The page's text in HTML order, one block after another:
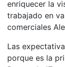
enriquecer la
trabajado en
comerciales
Las
porque es la